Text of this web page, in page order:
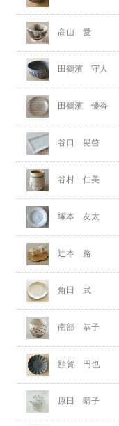
高山 愛
田鶴濱 守人
田鶴濱 優香
谷口 晃啓
谷村 仁美
塚本 友太
辻本 路
角田 武
南部 恭子
額賀 円也
原田 晴子